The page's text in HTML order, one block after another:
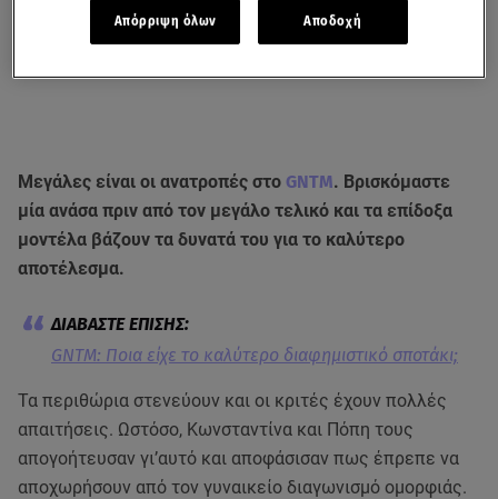
Μεγάλες είναι οι ανατροπές στο GNTM. Βρισκόμαστε
μία ανάσα πριν από τον μεγάλο τελικό και τα επίδοξα
μοντέλα βάζουν τα δυνατά του για το καλύτερο
αποτέλεσμα.
GNTM: Ποια είχε το καλύτερο διαφημιστικό σποτάκι;
Τα περιθώρια στενεύουν και οι κριτές έχουν πολλές
απαιτήσεις. Ωστόσο, Κωνσταντίνα και Πόπη τους
απογοήτευσαν γι’αυτό και αποφάσισαν πως έπρεπε να
αποχωρήσουν από τον γυναικείο διαγωνισμό ομορφιάς.
Απόρριψη όλων Αποδοχή